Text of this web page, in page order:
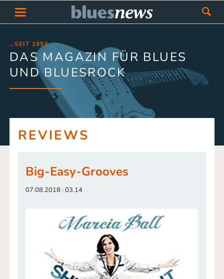
…SEIT 1995
DAS MAGAZIN FÜR BLUES
UND BLUESROCK
REVIEWS
Big-Easy-Grooves
07.08.2018 · 03.14